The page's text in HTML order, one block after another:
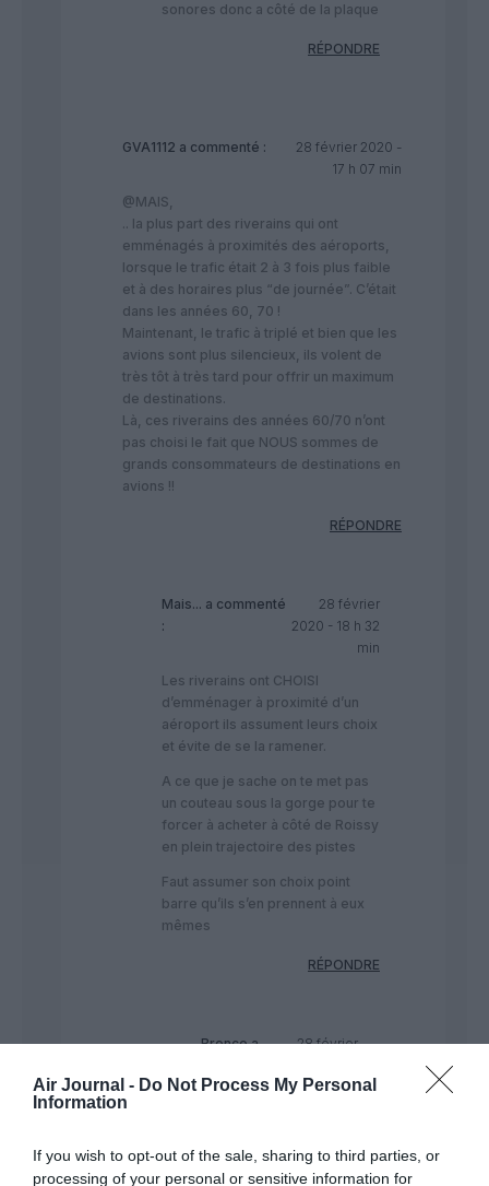
Air Journal - Do Not Process My Personal
Information
If you wish to opt-out of the sale, sharing to third parties, or
processing of your personal or sensitive information for
sonores donc a côté de la plaque
RÉPONDRE
GVA1112 a commenté :
28 février 2020 -
17 h 07 min
@MAIS,
.. la plus part des riverains qui ont
emménagés à proximités des aéroports,
lorsque le trafic était 2 à 3 fois plus faible
et à des horaires plus “de journée”. C’était
dans les années 60, 70 !
Maintenant, le trafic à triplé et bien que les
avions sont plus silencieux, ils volent de
très tôt à très tard pour offrir un maximum
de destinations.
Là, ces riverains des années 60/70 n’ont
pas choisi le fait que NOUS sommes de
grands consommateurs de destinations en
avions !!
RÉPONDRE
Mais... a commenté
:
28 février
2020 - 18 h 32
min
Les riverains ont CHOISI
d’emménager à proximité d’un
aéroport ils assument leurs choix
et évite de se la ramener.
A ce que je sache on te met pas
un couteau sous la gorge pour te
forcer à acheter à côté de Roissy
en plein trajectoire des pistes
Faut assumer son choix point
barre qu’ils s’en prennent à eux
mêmes
RÉPONDRE
Broncoa
28 février
h 24 min
blague – les gens